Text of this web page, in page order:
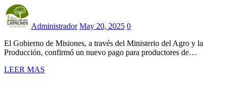
Administrador May 20, 2025 0
El Gobierno de Misiones, a través del Ministerio del Agro y la
Producción, confirmó un nuevo pago para productores de…
LEER MAS